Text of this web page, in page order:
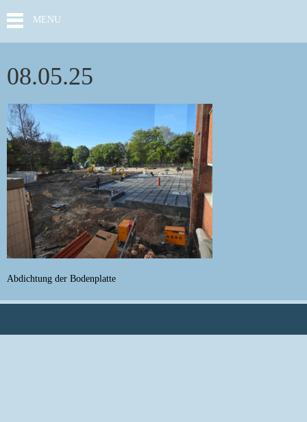
MENU
08.05.25
Abdichtung der Bodenplatte